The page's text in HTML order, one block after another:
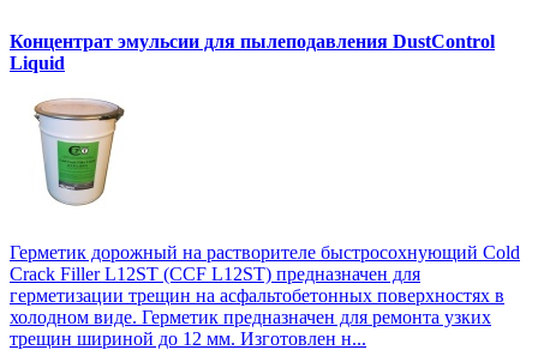
Концентрат эмульсии для пылеподавления DustControl
Liquid
Герметик дорожный на растворителе быстросохнующий Cold
Crack Filler L12SТ (CCF L12SТ) предназначен для
герметизации трещин на асфальтобетонных поверхностях в
холодном виде. Герметик предназначен для ремонта узких
трещин шириной до 12 мм. Изготовлен н...